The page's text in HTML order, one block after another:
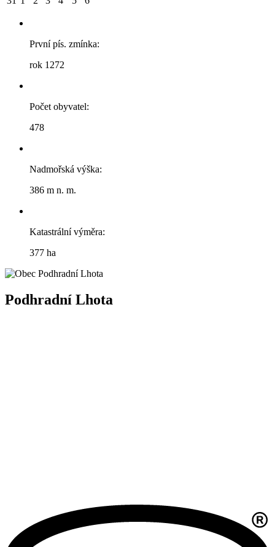
První pís. zmínka:
rok 1272
Počet obyvatel:
478
Nadmořská výška:
386 m n. m.
Katastrální výměra:
377 ha
Podhradní Lhota